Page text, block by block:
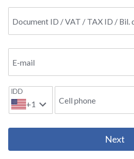
Document ID / VAT / TAX ID / Bil.
E-mail
IDD
+1 Cell phone
Next